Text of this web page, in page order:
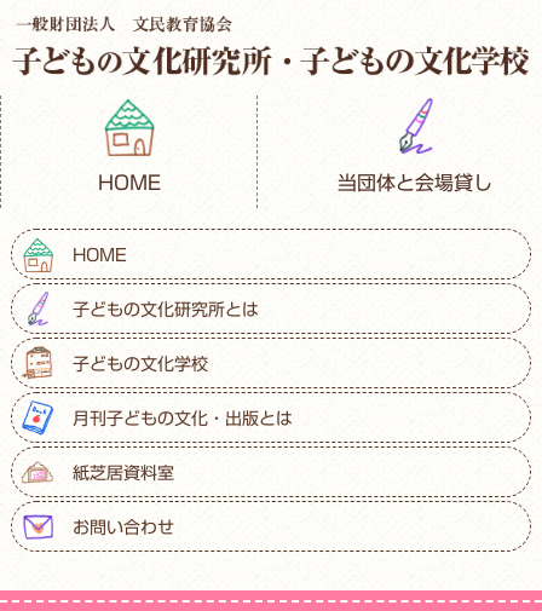
HOME 当団体と会場貸し
HOME
子どもの文化研究所とは
子どもの文化学校
月刊子どもの文化・出版とは
紙芝居資料室
お問い合わせ